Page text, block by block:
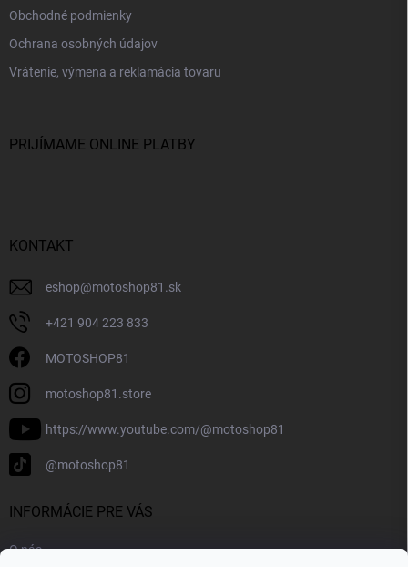
Obchodné podmienky
Ochrana osobných údajov
Vrátenie, výmena a reklamácia tovaru
PRIJÍMAME ONLINE PLATBY
KONTAKT
eshop@motoshop81.sk
+421 904 223 833
MOTOSHOP81
motoshop81.store
https://www.youtube.com/@motoshop81
@motoshop81
INFORMÁCIE PRE VÁS
O nás